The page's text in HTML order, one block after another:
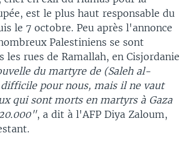
est le plus haut responsable du
le 7 octobre. Peu après l'annonce
Palestiniens se sont
les rues de Ramallah, en Cisjordanie
du martyre de (Saleh al-
pour nous, mais il ne vaut
qui sont morts en martyrs à Gaza
, a dit à l'AFP Diya Zaloum,